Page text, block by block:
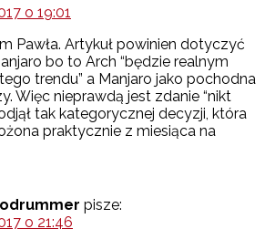
o 19:01
Pawła. Artykuł powinien dotyczyć
bo to Arch “będzie realnym
trendu” a Manjaro jako pochodna
Więc nieprawdą jest zdanie “nikt
tak kategorycznej decyzji, która
praktycznie z miesiąca na
pisze:
o 21:46